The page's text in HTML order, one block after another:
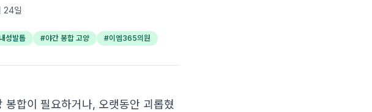
24일
성발톱 #야간 봉합 고양 #이엠365의원
합이 필요하거나, 오랫동안 괴롭혔